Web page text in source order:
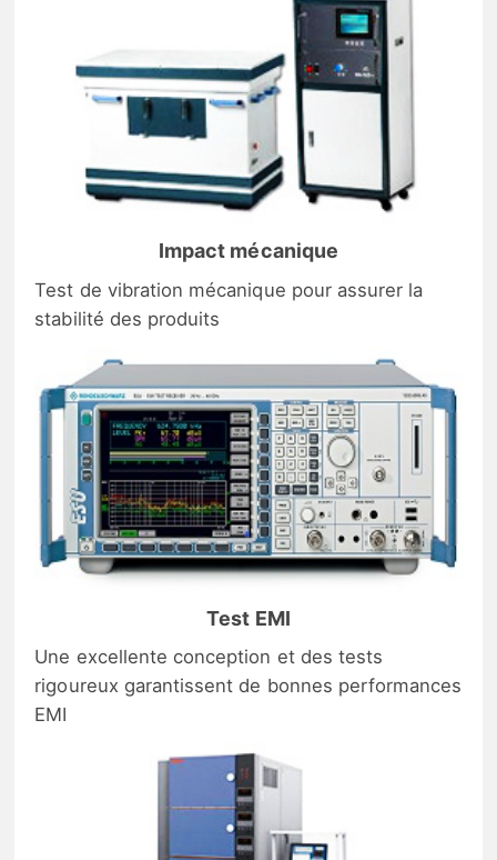
Impact mécanique
Test de vibration mécanique pour assurer la
stabilité des produits
Test EMI
Une excellente conception et des tests
rigoureux garantissent de bonnes performances
EMI